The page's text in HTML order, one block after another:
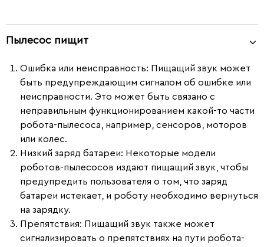
Пылесос пищит
Ошибка или неисправность: Пищащий звук может
быть предупреждающим сигналом об ошибке или
неисправности. Это может быть связано с
неправильным функционированием какой-то части
робота-пылесоса, например, сенсоров, моторов
или колес.
Низкий заряд батареи: Некоторые модели
роботов-пылесосов издают пищащий звук, чтобы
предупредить пользователя о том, что заряд
батареи истекает, и роботу необходимо вернуться
на зарядку.
Препятствия: Пищащий звук также может
сигнализировать о препятствиях на пути робота-